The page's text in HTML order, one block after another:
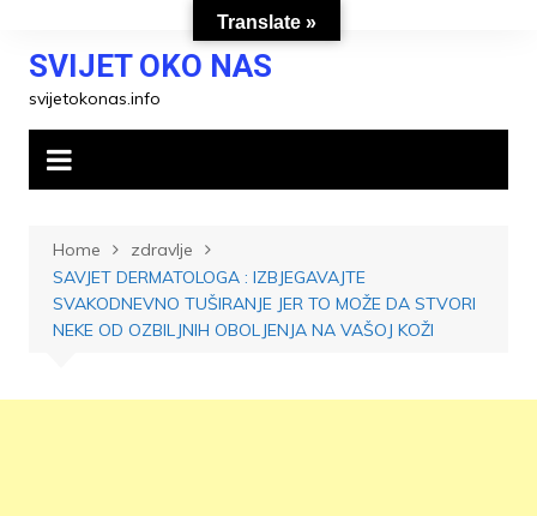
contentSVIJET OKO NAS
svijetokonas.info
Home
zdravlje
SAVJET DERMATOLOGA : IZBJEGAVAJTE
SVAKODNEVNO TUŠIRANJE JER TO MOŽE DA STVORI
NEKE OD OZBILJNIH OBOLJENJA NA VAŠOJ KOŽI
Translate »